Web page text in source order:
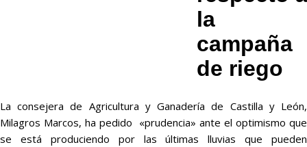
la
campaña
de riego
La consejera de Agricultura y Ganadería de Castilla y León,
Milagros Marcos, ha pedido «prudencia» ante el optimismo que
se está produciendo por las últimas lluvias que pueden